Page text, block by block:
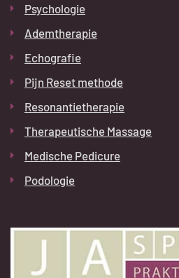
Psychologie
Ademtherapie
Echografie
Pijn Reset methode
Resonantietherapie
Therapeutische Massage
Medische Pedicure
Podologie